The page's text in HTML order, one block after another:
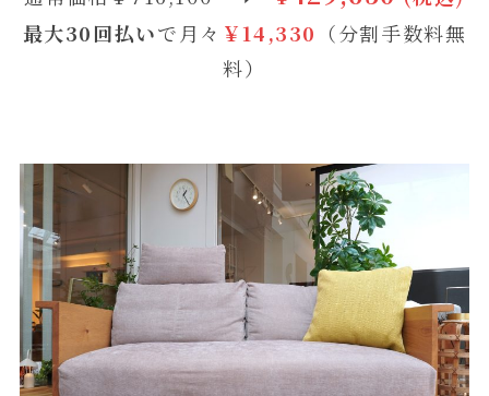
最大30回払いで月々 ￥14,330 （分割手数料無
料）